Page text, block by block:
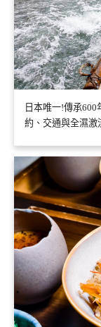
日本唯一!傳承
約、交通與全濕激